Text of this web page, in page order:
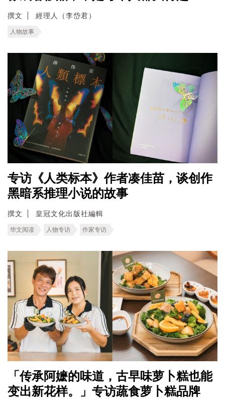
撰文 經理人（李岱君）
人物故事
专访《人类标本》作者凑佳苗，谈创作
黑暗系推理小说的故事
撰文 皇冠文化出版社編輯
华文阅读 人物专访 作家专访
「传承阿嬷的味道，古早味萝卜糕也能
变出新花样。」专访蔬食萝卜糕品牌